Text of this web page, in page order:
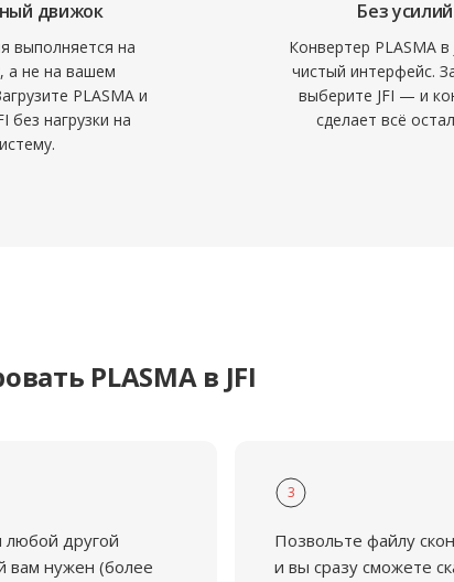
движок
выполняется на
а не на вашем
PLASMA и
без нагрузки на
Без усилий
Конвертер PLASMA в
чистый интерфейс.
выберите JFI — и
сделает всё
PLASMA в JFI
другой
вам нужен (более
3
Позвольте файлу
и вы сразу сможете